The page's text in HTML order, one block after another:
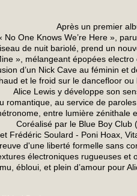
un premier album en
No One Knows We’re Here »,
de nuit bariolé, prend un
», mélangeant épopées
d’un Nick Cave au féminin et
et le froid sur le
Lewis y développe son sens
romantique, au service de
entre lumière zénithale
par le Blue Boy Club
Frédéric Soulard - Poni Hoax,
d'une liberté formelle sans
électroniques rugueuses
ébloui, et plein d’amour pour